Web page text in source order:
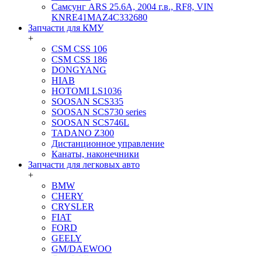
Самсунг ARS 25.6A, 2004 г.в., RF8, VIN
KNRE41MAZ4C332680
Запчасти для КМУ
+
CSM CSS 106
CSM CSS 186
DONGYANG
HIAB
HOTOMI LS1036
SOOSAN SCS335
SOOSAN SCS730 series
SOOSAN SCS746L
TADANO Z300
Дистанционное управление
Канаты, наконечники
Запчасти для легковых авто
+
BMW
CHERY
CRYSLER
FIAT
FORD
GEELY
GM/DAEWOO